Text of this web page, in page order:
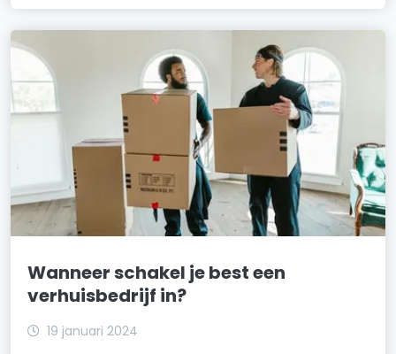
Wanneer schakel je best een
verhuisbedrijf in?
19 januari 2024